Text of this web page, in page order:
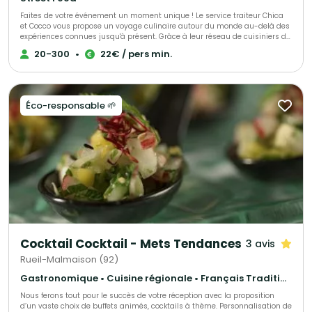
Faites de votre événement un moment unique ! Le service traiteur Chica
et Cocco vous propose un voyage culinaire autour du monde au-delà des
expériences connues jusqu'à présent. Grâce à leur réseau de cuisiniers de
toutes origines, habitant sur Saint-Germain-en-Laye et ses alentours,
Chica et Cocco vous prennent par la main et vous font découvrir tout un
20-300 • 22€ / pers min.
Éco-responsable 🌱
Cocktail Cocktail - Mets Tendances 3 avis
Rueil-Malmaison (92)
Gastronomique • Cuisine régionale • Français Traditionnel
Nous ferons tout pour le succès de votre réception avec la proposition
d’un vaste choix de buffets animés, cocktails à thème. Personnalisation de